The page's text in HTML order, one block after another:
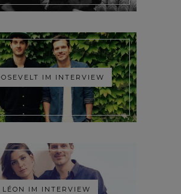
IM INTERVIEW
LÉON IM INTERVIEW